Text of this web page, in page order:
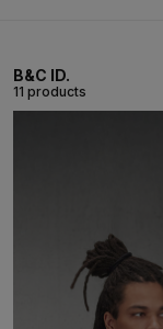
B&C ID.
11 products